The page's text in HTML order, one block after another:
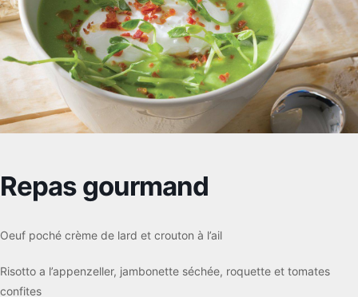
Repas gourmand
Oeuf poché crème de lard et crouton à l’ail
Risotto a l’appenzeller, jambonette séchée, roquette et tomates
confites